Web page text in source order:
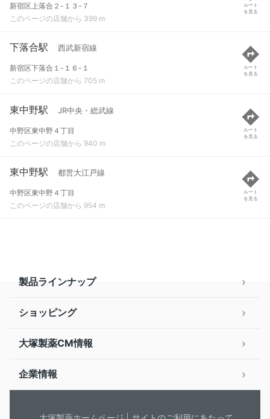
新宿区上落合２-１３-７
このページの店舗から 399 m
ルート
を見る
下落合駅 西武新宿線
新宿区下落合１-１６-１
このページの店舗から 705 m
ルート
を見る
東中野駅 JR中央・総武線
中野区東中野４丁目
このページの店舗から 940 m
ルート
を見る
東中野駅 都営大江戸線
中野区東中野４丁目
このページの店舗から 954 m
ルート
を見る
製品ラインナップ
ショッピング
大塚製薬CM情報
企業情報